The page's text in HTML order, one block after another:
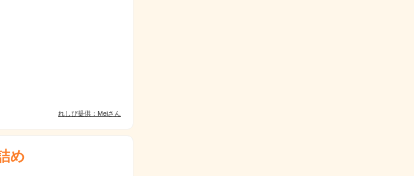
れしぴ提供：Meiさん
め